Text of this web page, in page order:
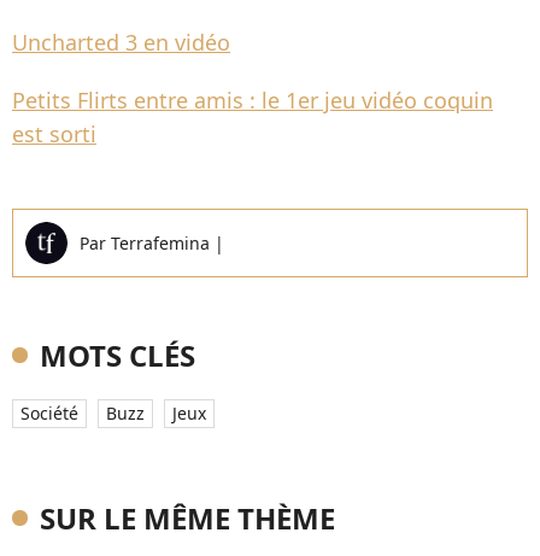
Uncharted 3 en vidéo
Petits Flirts entre amis : le 1er jeu vidéo coquin
est sorti
Par Terrafemina |
MOTS CLÉS
Société Buzz Jeux
SUR LE MÊME THÈME